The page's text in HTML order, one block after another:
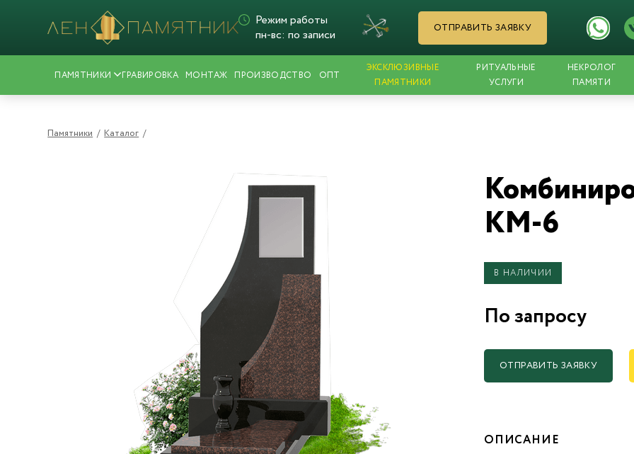
Режим работы
пн-вс: по записи
ОТПРАВИТЬ ЗАЯВКУ
ПАМЯТНИКИ ГРАВИРОВКА МОНТАЖ ПРОИЗВОДСТВО ОПТ
ЭКСКЛЮЗИВНЫЕ
ПАМЯТНИКИ
РИТУАЛЬНЫЕ
УСЛУГИ
НЕКРОЛОГ
ПАМЯТИ
Памятники/Каталог/
KM-6
В НАЛИЧИИ
По запросу
ОТПРАВИТЬ ЗАЯВКУ
ОПИСАНИЕ